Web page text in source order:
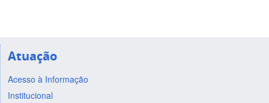
Atuação
Acesso à Informação
Institucional